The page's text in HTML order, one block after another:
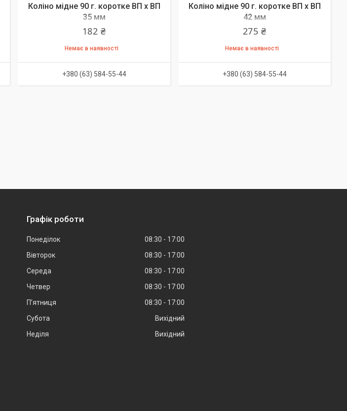
Коліно мідне 90 г. коротке ВП х ВП
35 мм
182 ₴
Немає в наявності
+380 (63) 584-55-44
Коліно мідне 90 г. коротке ВП х ВП
42 мм
275 ₴
Немає в наявності
+380 (63) 584-55-44
Графік роботи
Понеділок 08:30
17:00
Вівторок
08:30
17:00
Середа
08:30
17:00
Четвер
08:30
17:00
Пʼятниця
08:30
17:00
Субота
Вихідний
Неділя
Вихідний